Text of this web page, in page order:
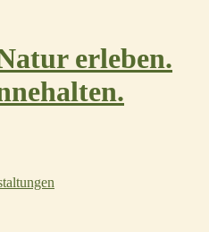
erleben.